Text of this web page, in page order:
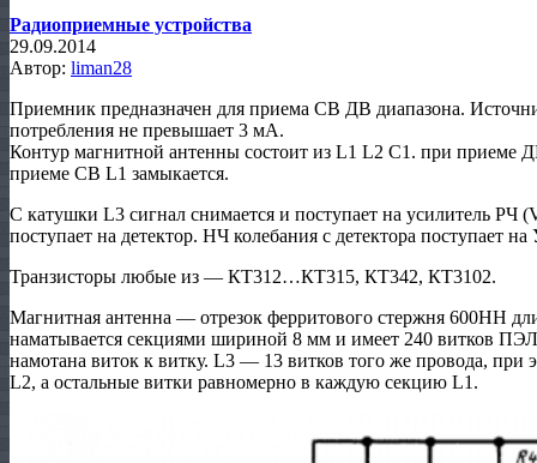
Радиоприемные устройства
29.09.2014
Автор: liman28
Приемник предназначен для приема СВ ДВ диапазона.
потребления не превышает 3 мА.
Контур магнитной антенны состоит из L1 L2 C1. при приеме
приеме СВ L1 замыкается.
С катушки L3 сигнал снимается и поступает на усилитель РЧ
поступает на детектор. НЧ колебания с детектора поступает
Транзисторы любые из — КТ312…КТ315, КТ342, КТ3102.
Магнитная антенна — отрезок ферритового стержня 600НН
наматывается секциями шириной 8 мм и имеет 240 витков
намотана виток к витку. L3 — 13 витков того же провода, при
L2, а остальные витки равномерно в каждую секцию L1.